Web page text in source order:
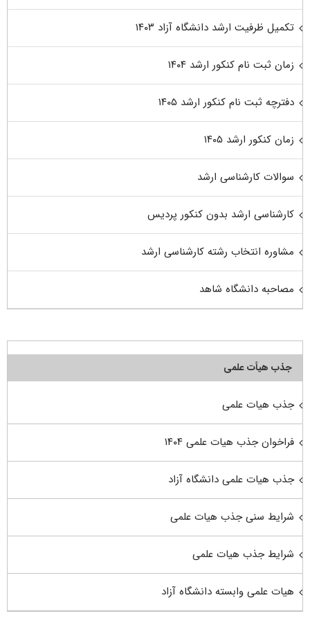
تکمیل ظرفیت ارشد دانشگاه آزاد ۱۴۰۳
زمان ثبت نام کنکور ارشد ۱۴۰۴
دفترچه ثبت نام کنکور ارشد ۱۴۰۵
زمان کنکور ارشد ۱۴۰۵
سوالات کارشناسی ارشد
کارشناسی ارشد بدون کنکور پردیس
مشاوره انتخاب رشته کارشناسی ارشد
مصاحبه دانشگاه شاهد
جذب هیأت علمی
جذب هیات علمی
فراخوان جذب هیات علمی ۱۴۰۴
جذب هیات علمی دانشگاه آزاد
شرایط سنی جذب هیات علمی
شرایط جذب هیات علمی
هیات علمی وابسته دانشگاه آزاد